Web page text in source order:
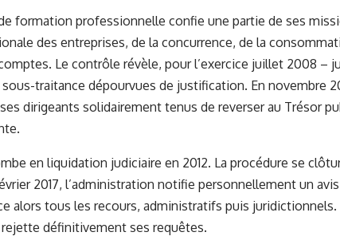
formation professionnelle confie une partie de ses
des entreprises, de la concurrence, de la
Le contrôle révèle, pour l’exercice juillet 2008 –
traitance dépourvues de justification. En novembre
dirigeants solidairement tenus de reverser au Trésor
en liquidation judiciaire en 2012. La procédure se
2017, l’administration notifie personnellement un
alors tous les recours, administratifs puis juridictionnels.
définitivement ses requêtes.